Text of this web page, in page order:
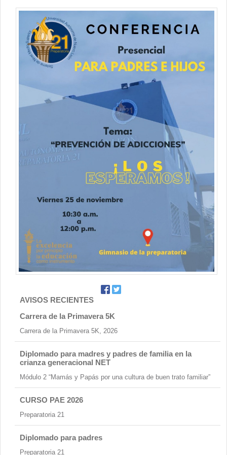
AVISOS RECIENTES
Carrera de la Primavera 5K
Carrera de la Primavera 5K, 2026
Diplomado para madres y padres de familia en la
crianza generacional NET
Módulo 2 “Mamás y Papás por una cultura de buen trato familiar”
CURSO PAE 2026
Preparatoria 21
Diplomado para padres
Preparatoria 21